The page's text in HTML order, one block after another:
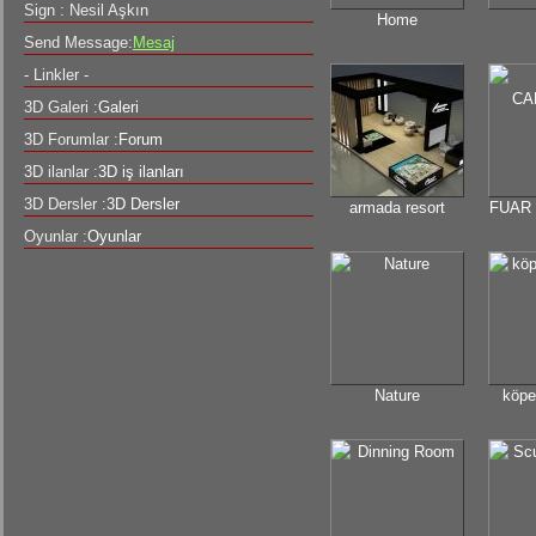
Home
armada resort
Nature
Sign : Nesil Aşkın
Send Message: Mesaj
- Linkler -
3D Galeri :Galeri
3D Forumlar : Forum
3D ilanlar :3D iş ilanları
3D Dersler :3D Dersler
Oyunlar :Oyunlar